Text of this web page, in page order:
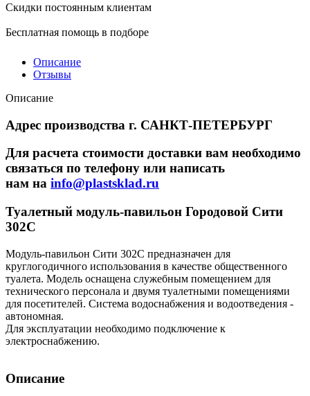
Скидки постоянным клиентам
Бесплатная помощь в подборе
Описание
Отзывы
Описание
Адрес производства г. САНКТ-ПЕТЕРБУРГ
Для расчета стоимости доставки вам необходимо
связаться по телефону или написать
нам на info@plastsklad.ru
Туалетный модуль-павильон Городовой Сити
302С
Модуль-павильон Сити 302С предназначен для
круглогодичного использования в качестве общественного
туалета. Модель оснащена служебным помещением для
технического персонала и двумя туалетными помещениями
для посетителей. Система водоснабжения и водоотведения -
автономная.
Для эксплуатации необходимо подключение к
электроснабжению.
Описание